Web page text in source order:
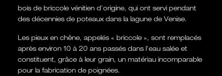
bois de briccole vénitien d'origine, qui ont servi pendant
des décennies de poteaux dans la lagune de Venise.
Les pieux en chêne, appelés « briccole », sont remplacés
après environ 10 à 20 ans passés dans l'eau salée et
constituent, grâce à leur grain, un matériau incomparable
pour la fabrication de poignées.